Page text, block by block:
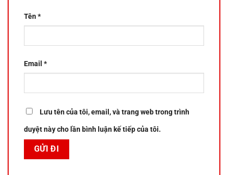
Tên*
Email *
Lưu tên của tôi, email, và trang web trong trình
duyệt này cho lần bình luận kế tiếp của tôi.